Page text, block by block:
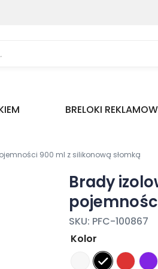
BRELOKI
900 ml z silikonową słomką
Brady
SKU: PFC-100867
Kolor